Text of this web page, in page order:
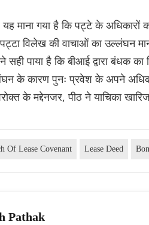
माना गया है कि पट्टे के अधिकारों
विलेख की वाचाओं का उल्लंघन
पाया है कि बीआई द्वारा बंधक का
के कारण पुनः प्रवेश के अपने
के मद्देनजर, पीठ ने याचिका
Of Lease Covenant Lease Deed
Pathak